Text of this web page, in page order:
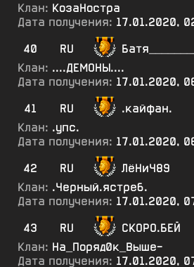
Клан: КозаНостра
Дата получения: 17.01.2020,
40
RU
Клан: ....ДЕМОНЫ....
Дата получения: 17.01.2020,
41
RU
.кайфан.
Клан: .упс.
Дата получения: 17.01.2020,
42
RU
ЛёНиЧ89
Клан: .Черный.ястреб.
Дата получения: 17.01.2020,
43
RU
СКОРО.БЕЙ
Клан: На_Поряд0к_Выше-
Дата получения: 17.01.2020,